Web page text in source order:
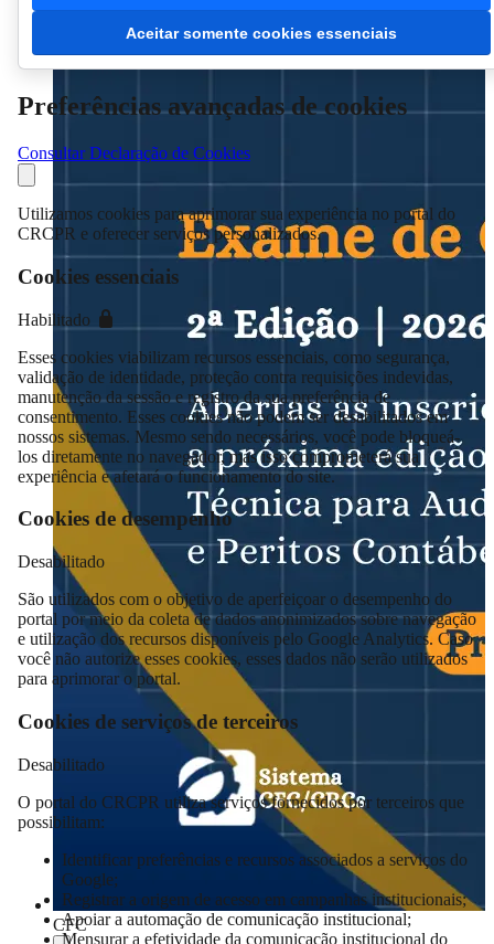
Publicado em 04/08/2026 16:30
CFC
Aceitar somente cookies essenciais
Preferências avançadas de cookies
Consultar Declaração de Cookies
Utilizamos cookies para aprimorar sua experiência no portal do
CRCPR e oferecer serviços personalizados.
Cookies essenciais
Habilitado
Esses cookies viabilizam recursos essenciais, como segurança,
validação de identidade, proteção contra requisições indevidas,
manutenção da sessão e registro da sua preferência de
consentimento. Esses cookies não podem ser desabilitados em
nossos sistemas. Mesmo sendo necessários, você pode bloqueá-
los diretamente no navegador, mas isso comprometerá sua
experiência e afetará o funcionamento do site.
Cookies de desempenho
Desabilitado
São utilizados com o objetivo de aperfeiçoar o desempenho do
portal por meio da coleta de dados anonimizados sobre navegação
e utilização dos recursos disponíveis pelo Google Analytics. Caso
você não autorize esses cookies, esses dados não serão utilizados
para aprimorar o portal.
Cookies de serviços de terceiros
Desabilitado
O portal do CRCPR utiliza serviços fornecidos por terceiros que
possibilitam:
Identificar preferências e recursos associados a serviços do
Google;
Registrar a origem de acesso em campanhas institucionais;
Apoiar a automação de comunicação institucional;
Mensurar a efetividade da comunicação institucional do